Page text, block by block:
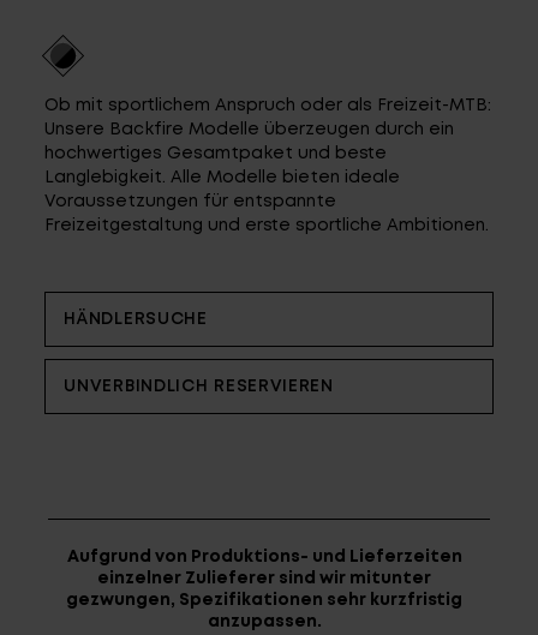
Partner
Top-Links
Karriere bei CENTURION
Händlersuche
Wir sind Qualität
Fragen - Antworten / FAQ
Ob mit sportlichem Anspruch oder als Freizeit-MTB:
Unsere Backfire Modelle überzeugen durch ein
hochwertiges Gesamtpaket und beste
Langlebigkeit. Alle Modelle bieten ideale
Voraussetzungen für entspannte
Freizeitgestaltung und erste sportliche Ambitionen.
HÄNDLERSUCHE
UNVERBINDLICH RESERVIEREN
Aufgrund von Produktions- und Lieferzeiten
einzelner Zulieferer sind wir mitunter
gezwungen, Spezifikationen sehr kurzfristig
anzupassen.